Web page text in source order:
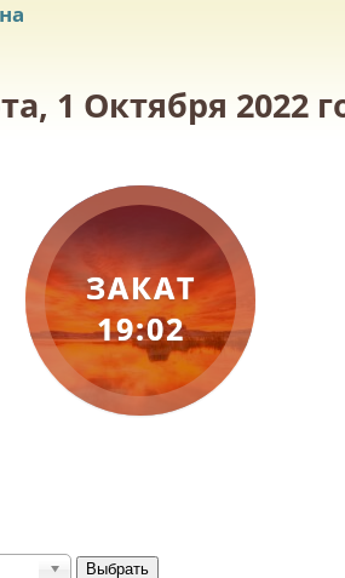
1 Октября 2022
ЗАКАТ
19:02